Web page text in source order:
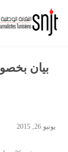
بيان
يونيو 26, 2015